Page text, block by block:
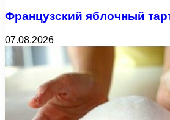
Французский яблочный
07.08.2026